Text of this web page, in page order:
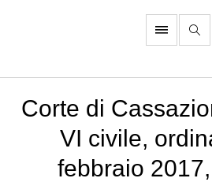
Corte di
VI civile,
febbraio